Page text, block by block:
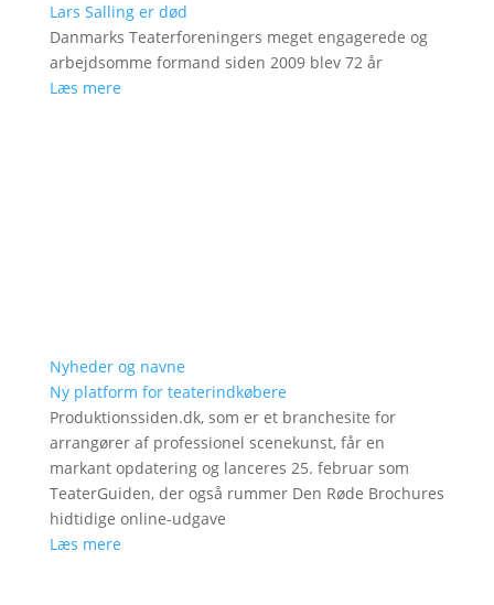
Lars Salling er død
Danmarks Teaterforeningers meget engagerede og
arbejdsomme formand siden 2009 blev 72 år
Læs mere
Nyheder og navne
Ny platform for teaterindkøbere
Produktionssiden.dk, som er et branchesite for
arrangører af professionel scenekunst, får en
markant opdatering og lanceres 25. februar som
TeaterGuiden, der også rummer Den Røde Brochures
hidtidige online-udgave
Læs mere